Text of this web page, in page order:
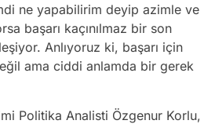
ne yapabilirim deyip azimle ve
başarı kaçınılmaz bir son
Anlıyoruz ki, başarı için
ama ciddi anlamda bir gerek
Politika Analisti Özgenur Korlu,